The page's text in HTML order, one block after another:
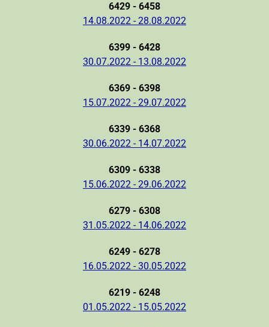
6429 - 6458
14.08.2022 - 28.08.2022
6399 - 6428
30.07.2022 - 13.08.2022
6369 - 6398
15.07.2022 - 29.07.2022
6339 - 6368
30.06.2022 - 14.07.2022
6309 - 6338
15.06.2022 - 29.06.2022
6279 - 6308
31.05.2022 - 14.06.2022
6249 - 6278
16.05.2022 - 30.05.2022
6219 - 6248
01.05.2022 - 15.05.2022